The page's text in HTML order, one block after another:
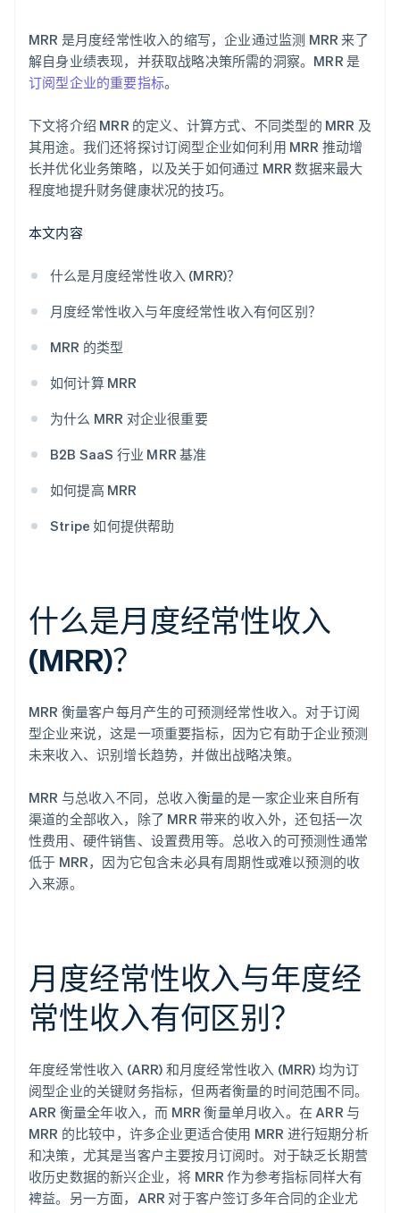
多样化收入来源
MRR 是月度经常性收入的缩写，企业通过监测 MRR 来了
解自身业绩表现，并获取战略决策所需的洞察。MRR 是
订阅型企业的重要指标。
下文将介绍 MRR 的定义、计算方式、不同类型的 MRR 及
其用途。我们还将探讨订阅型企业如何利用 MRR 推动增
长并优化业务策略，以及关于如何通过 MRR 数据来最大
程度地提升财务健康状况的技巧。
本文内容
什么是月度经常性收入 (MRR)？
月度经常性收入与年度经常性收入有何区别？
MRR 的类型
如何计算 MRR
为什么 MRR 对企业很重要
B2B SaaS 行业 MRR 基准
如何提高 MRR
Stripe 如何提供帮助
什么是月度经常性收入
(MRR)？
MRR 衡量客户每月产生的可预测经常性收入。对于订阅
型企业来说，这是一项重要指标，因为它有助于企业预测
未来收入、识别增长趋势，并做出战略决策。
MRR 与总收入不同，总收入衡量的是一家企业来自所有
渠道的全部收入，除了 MRR 带来的收入外，还包括一次
性费用、硬件销售、设置费用等。总收入的可预测性通常
低于 MRR，因为它包含未必具有周期性或难以预测的收
入来源。
月度经常性收入与年度经
常性收入有何区别？
年度经常性收入 (ARR) 和月度经常性收入 (MRR) 均为订
阅型企业的关键财务指标，但两者衡量的时间范围不同。
ARR 衡量全年收入，而 MRR 衡量单月收入。在 ARR 与
MRR 的比较中，许多企业更适合使用 MRR 进行短期分析
和决策，尤其是当客户主要按月订阅时。对于缺乏长期营
收历史数据的新兴企业，将 MRR 作为参考指标同样大有
裨益。另一方面，ARR 对于客户签订多年合同的企业尤